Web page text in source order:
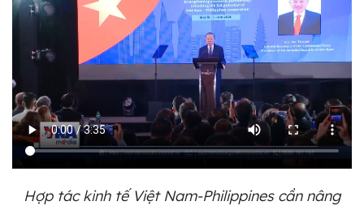
Hợp tác kinh tế Việt Nam-Philippines cần nâng